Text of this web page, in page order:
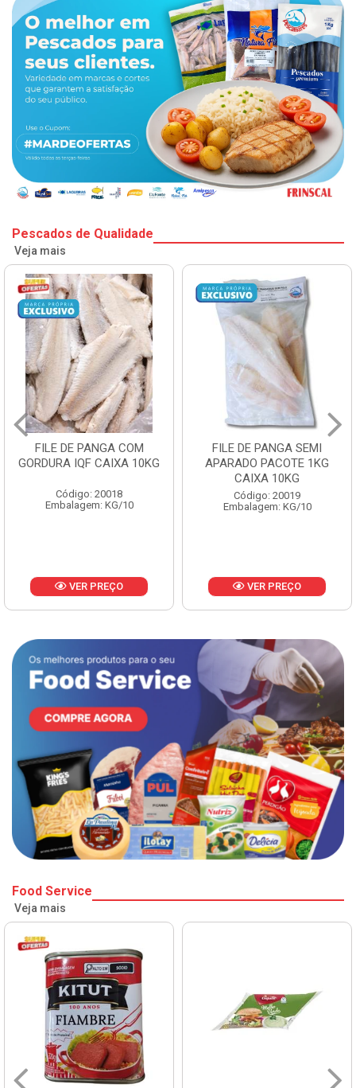
Pescados de Qualidade
Veja mais
FILE DE PANGA COM
GORDURA IQF CAIXA 10KG
Código: 20018
Embalagem: KG/10
VER PREÇO
FILE DE PANGA SEMI
APARADO PACOTE 1KG
CAIXA 10KG
Código: 20019
Embalagem: KG/10
VER PREÇO
Food Service
Veja mais